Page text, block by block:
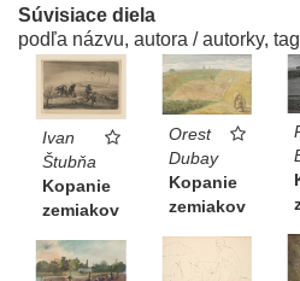
Súvisiace diela
podľa názvu, autora / autorky,
Ivan
Štubňa
Kopanie
zemiakov
Orest
Dubay
Kopanie
zemiakov